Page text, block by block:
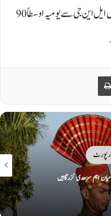
اسی طرح مالی سال 24-2023 میں ایل این جی سے یومیہ اوسطاً 90
Print
رپورٹ
ہو رہا ہے، کیا امریکی ڈالر اپنی قدر کھونے
ہے؟